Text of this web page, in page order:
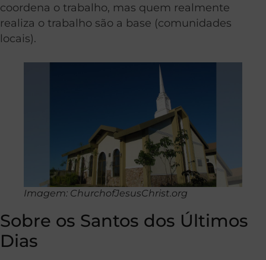
coordena o trabalho, mas quem realmente
realiza o trabalho são a base (comunidades
locais).
Imagem: ChurchofJesusChrist.org
Sobre os Santos dos Últimos
Dias